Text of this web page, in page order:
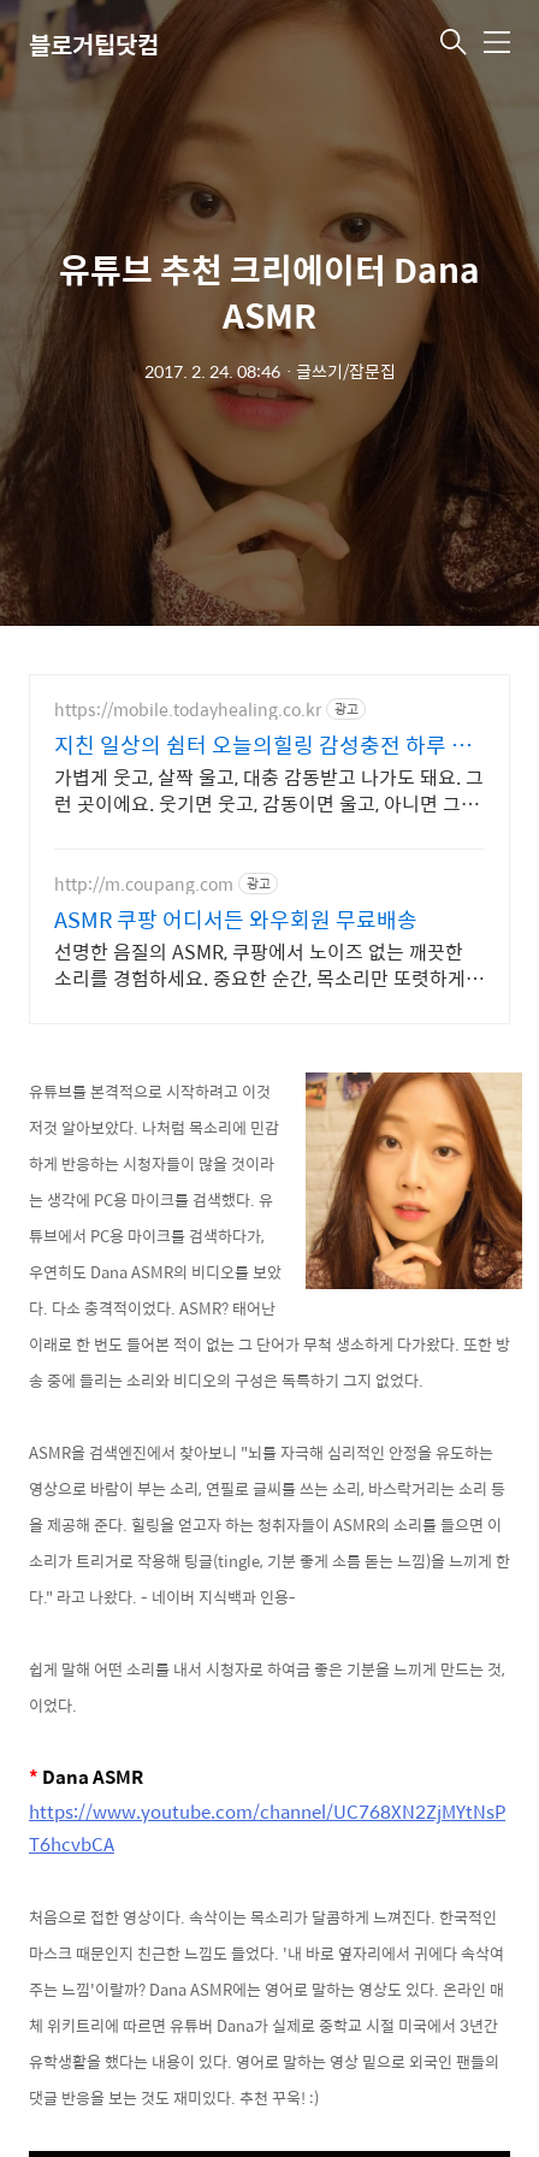
블로거팁닷컴 메
유튜브 추천 크리에이터 Dana
ASMR
2017. 2. 24. 08:46ㆍ 글쓰기/잡문집
https://mobile.todayhealing.co.kr 광고
지친 일상의 쉼터 오늘의힐링 감성충전 하루 5분
힐링타임
가볍게 웃고, 살짝 울고, 대충 감동받고 나가도 돼요. 그
런 곳이에요. 웃기면 웃고, 감동이면 울고, 아니면 그냥
http://m.coupang.com 광고
ASMR 쿠팡 어디서든 와우회원 무료배송
선명한 음질의 ASMR, 쿠팡에서 노이즈 없는 깨끗한
소리를 경험하세요. 중요한 순간, 목소리만 또렷하게!
유튜브를 본격적으로 시작하려고 이것
저것 알아보았다. 나처럼 목소리에 민감
하게 반응하는 시청자들이 많을 것이라
는 생각에 PC용 마이크를 검색했다. 유
튜브에서 PC용 마이크를 검색하다가,
우연히도 Dana ASMR의 비디오를 보았
다. 다소 충격적이었다. ASMR? 태어난
이래로 한 번도 들어본 적이 없는 그 단어가 무척 생소하게 다가왔다. 또한 방
송 중에 들리는 소리와 비디오의 구성은 독특하기 그지 없었다.
ASMR을 검색엔진에서 찾아보니 "뇌를 자극해 심리적인 안정을 유도하는
영상으로 바람이 부는 소리, 연필로 글씨를 쓰는 소리, 바스락거리는 소리 등
을 제공해 준다. 힐링을 얻고자 하는 청취자들이 ASMR의 소리를 들으면 이
소리가 트리거로 작용해 팅글(tingle, 기분 좋게 소름 돋는 느낌)을 느끼게 한
다." 라고 나왔다. - 네이버 지식백과 인용-
쉽게 말해 어떤 소리를 내서 시청자로 하여금 좋은 기분을 느끼게 만드는 것,
이었다.
* Dana ASMR
https://www.youtube.com/channel/UC768XN2ZjMYtNsP
T6hcvbCA
처음으로 접한 영상이다. 속삭이는 목소리가 달콤하게 느껴진다. 한국적인
마스크 때문인지 친근한 느낌도 들었다. '내 바로 옆자리에서 귀에다 속삭여
주는 느낌'이랄까?Dana ASMR에는 영어로 말하는 영상도 있다. 온라인 매
체 위키트리에 따르면 유튜버 Dana가 실제로 중학교 시절 미국에서 3년간
유학생활을 했다는 내용이 있다. 영어로 말하는 영상 밑으로 외국인 팬들의
댓글 반응을 보는 것도 재미있다. 추천 꾸욱! :)